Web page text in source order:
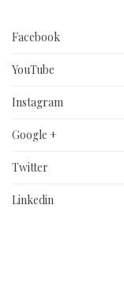
Facebook
YouTube
Instagram
Google +
Twitter
Linkedin